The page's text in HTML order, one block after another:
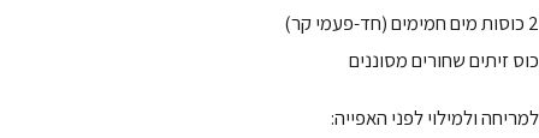
2 כוסות מים חמימים (חד-פעמי קר)
כוס זיתים שחורים מסוננים
למריחה ולמילוי לפני האפייה: